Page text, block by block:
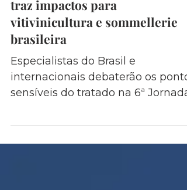
Acordo ME-UE entra em vigor e
traz impactos para
vitivinicultura e sommellerie
brasileira
Especialistas do Brasil e
internacionais debaterão os
do Sommelier, realizada pela ASB-
RS em 14 de maio, durante a Wine